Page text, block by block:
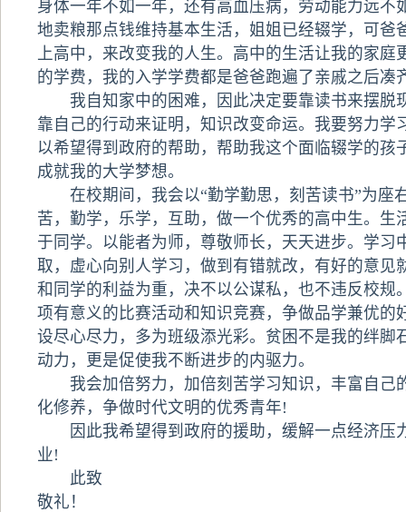
身体一年不如一年，还有高血压病，劳动能力远不
地卖粮那点钱维持基本生活，姐姐已经辍学，可爸
上高中，来改变我的人生。高中的生活让我的家庭
的学费，我的入学学费都是爸爸跑遍了亲戚之后凑
我自知家中的困难，因此决定要靠读书来摆脱
靠自己的行动来证明，知识改变命运。我要努力学
以希望得到政府的帮助，帮助我这个面临辍学的孩
成就我的大学梦想。
在校期间，我会以“勤学勤思，刻苦读书”为座
苦，勤学，乐学，互助，做一个优秀的高中生。生
于同学。以能者为师，尊敬师长，天天进步。学习
取，虚心向别人学习，做到有错就改，有好的意见
和同学的利益为重，决不以公谋私，也不违反校规
项有意义的比赛活动和知识竞赛，争做品学兼优的
设尽心尽力，多为班级添光彩。贫困不是我的绊脚
动力，更是促使我不断进步的内驱力。
我会加倍努力，加倍刻苦学习知识，丰富自己
化修养，争做时代文明的优秀青年!
因此我希望得到政府的援助，缓解一点经济压
业!
此致
敬礼！